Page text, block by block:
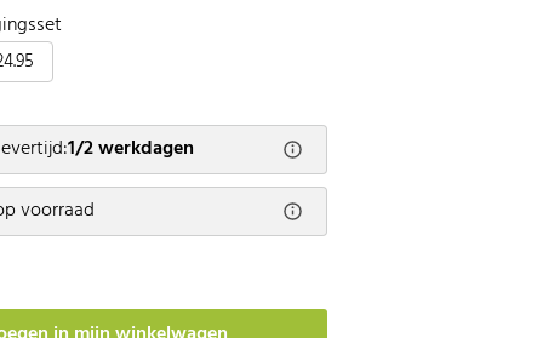
1/2 werkdagen
voorraad